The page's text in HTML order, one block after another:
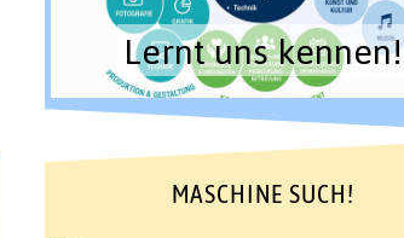
Lernt uns kennen!
MASCHINE SUCH!